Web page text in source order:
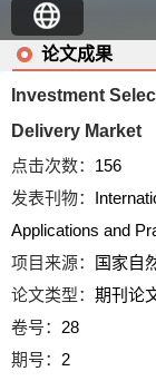
论文成果
Investment
Delivery Market
点击次数： 156
发表刊物：
Applications and
项目来源： 国家自
论文类型：期刊论
卷号： 28
期号： 2